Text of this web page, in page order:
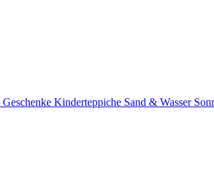
Geschenke Kinderteppiche Sand & Wasser